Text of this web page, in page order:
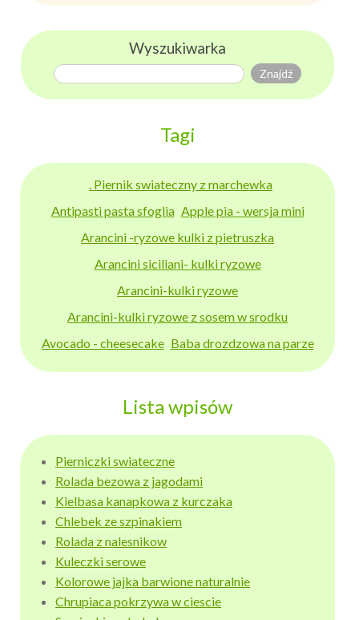
Wyszukiwarka
Tagi
. Piernik swiateczny z marchewka
Antipasti pasta sfoglia Apple pia - wersja mini
Arancini -ryzowe kulki z pietruszka
Arancini siciliani- kulki ryzowe
Arancini-kulki ryzowe
Arancini-kulki ryzowe z sosem w srodku
Avocado - cheesecake Baba drozdzowa na parze
Lista wpisów
Pierniczki swiateczne
Rolada bezowa z jagodami
Kielbasa kanapkowa z kurczaka
Chlebek ze szpinakiem
Rolada z nalesnikow
Kuleczki serowe
Kolorowe jajka barwione naturalnie
Chrupiaca pokrzywa w ciescie